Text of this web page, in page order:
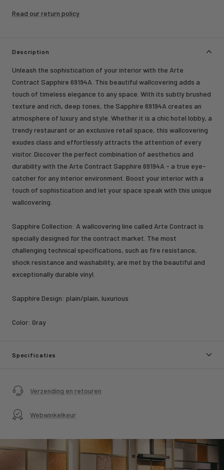
Read our return policy
Description
Unleash the sophistication of your interior with the Arte
Contract Sapphire 69194A. This beautiful wallcovering adds a
touch of timeless elegance to any space. With its subtly brushed
texture and rich, deep tones, the Sapphire 69194A creates an
atmosphere of luxury and style. Whether it is a chic hotel lobby, a
trendy restaurant or an exclusive retail space, this wallcovering
exudes class and effortlessly attracts the attention of every
visitor. Discover the perfect combination of aesthetics and
durability with the Arte Contract Sapphire 69194A - a true eye-
catcher for any interior environment. Boost your interior with a
touch of sophistication and let your space speak with this unique
wallcovering.
Sapphire Collection: A wallcovering line called Arte Contract is
specially designed for the contract market. The most
challenging technical specifications, such as fire resistance,
shock resistance and washability, are met by the beautiful and
exceptionally durable vinyl.
Sapphire Design: plain/plain, luxurious
Color: Gray
Specificaties
Verzending en retouren
Webwinkelkeur